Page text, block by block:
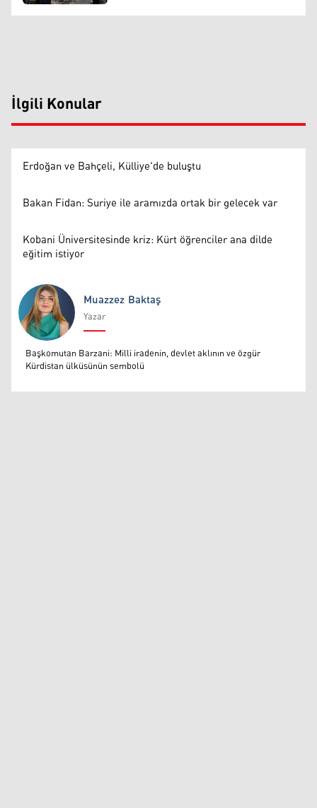
İlgili Konular
Erdoğan ve Bahçeli, Külliye'de buluştu
Bakan Fidan: Suriye ile aramızda ortak bir gelecek var
Kobani Üniversitesinde kriz: Kürt öğrenciler ana dilde
eğitim istiyor
Muazzez Baktaş
Muazzez Baktaş
Yazar
Başkomutan Barzani: Milli iradenin, devlet aklının ve özgür
Kürdistan ülküsünün sembolü